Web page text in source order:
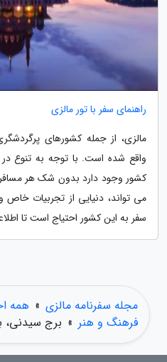
راهنمای سفر با تور مالزی
مالزی، از جمله کشورهای
واقع شده است. با توجه به تنوع
کشور وجود دارد بدون شک هر
می تواند، دنیایی از تجربیات خاص
سفر به این کشور احتیاج است تا
مجله سفرنامه مالزی » همه
فرهنگ و هنر » برج سیدنی،